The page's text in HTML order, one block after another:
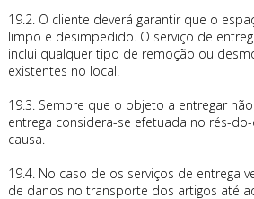
19.2. O cliente deverá garantir que o
limpo e desimpedido. O serviço de
inclui qualquer tipo de remoção ou
existentes no local.
19.3. Sempre que o objeto a entregar
entrega considera-se efetuada no rés-
causa.
19.4. No caso de os serviços de entrega
de danos no transporte dos artigos até